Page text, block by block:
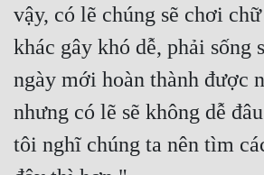
vậy, có lẽ chúng sẽ chơi
khác gây khó dễ, phải sống
ngày mới hoàn thành được
nhưng có lẽ sẽ không dễ
tôi nghĩ chúng ta nên tìm